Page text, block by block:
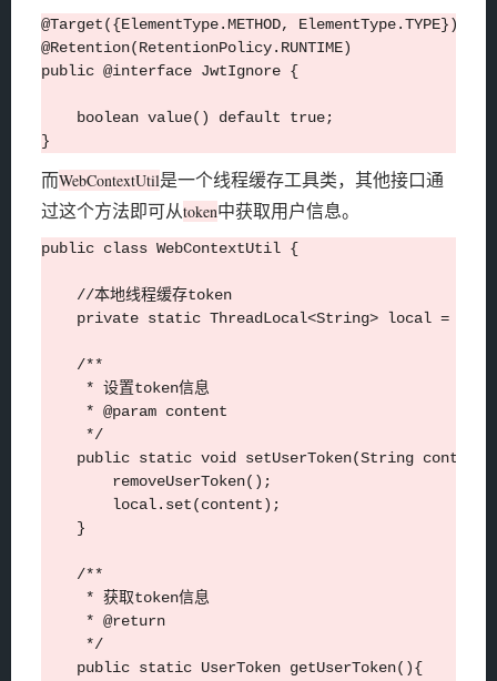
@Target({ElementType.METHOD, ElementType.TYPE})
@Retention(RetentionPolicy.RUNTIME)
public @interface JwtIgnore {
    boolean value() default true;
而WebContextUtil是一个线程缓存工具类，其他接口通
过这个方法即可从token中获取用户信息。
public class WebContextUtil {
    //本地线程缓存token
private static ThreadLocal<String> local = new
    /**
     * 设置token信息
     * @param content
     */
public static void setUserToken(String
        removeUserToken();
        local.set(content);
    }
    /**
     * 获取token信息
     * @return
     */
    public static UserToken getUserToken(){